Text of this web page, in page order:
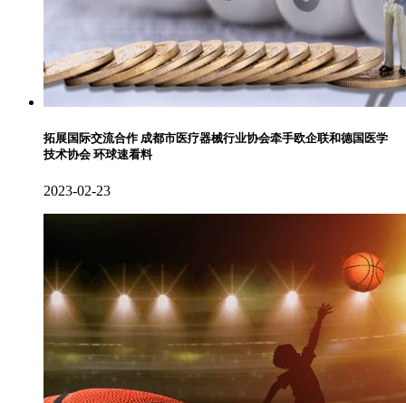
拓展国际交流合作 成都市医疗器械行业协会牵手欧企联和德国医学
技术协会 环球速看料
2023-02-23